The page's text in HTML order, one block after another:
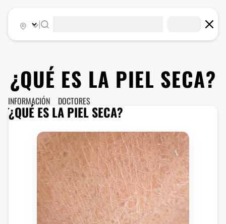
¿QUÉ ES LA PIEL SECA?
INFORMACIÓN DOCTORES
¿QUÉ ES LA PIEL SECA?